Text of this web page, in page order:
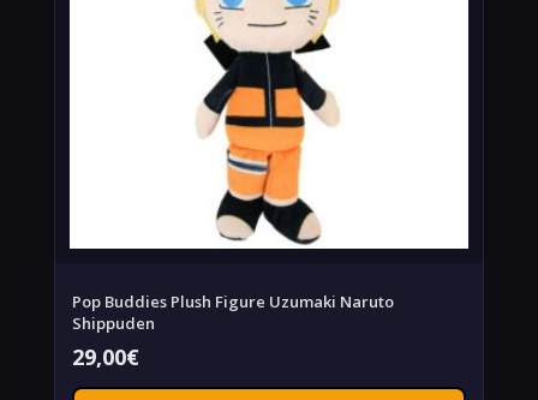
Pop Buddies Plush Figure Uzumaki Naruto
Shippuden
29,00€